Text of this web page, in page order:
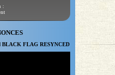
:
BLACK FLAG RESYNCED